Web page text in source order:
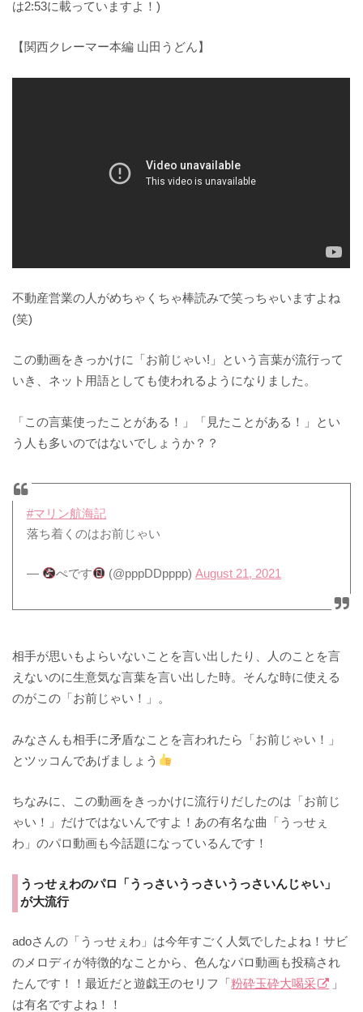
は2:53に載っていますよ！)
【関西クレーマー本編 山田うどん】
不動産営業の人がめちゃくちゃ棒読みで笑っちゃいますよね
(笑)
この動画をきっかけに「お前じゃい!」という言葉が流行って
いき、ネット用語としても使われるようになりました。
「この言葉使ったことがある！」「見たことがある！」とい
う人も多いのではないでしょうか？？
#マリン航海記
落ち着くのはお前じゃい
— ぺです (@pppDDpppp)August 21, 2021
相手が思いもよらいないことを言い出したり、人のことを言
えないのに生意気な言葉を言い出した時。そんな時に使える
のがこの「お前じゃい！」。
みなさんも相手に矛盾なことを言われたら「お前じゃい！」
とツッコんであげましょう
ちなみに、この動画をきっかけに流行りだしたのは「お前じ
ゃい！」だけではないんですよ！あの有名な曲「うっせぇ
わ」のパロ動画も今話題になっているんです！
うっせぇわのパロ「うっさいうっさいうっさいんじゃい」
が大流行
adoさんの「うっせぇわ」は今年すごく人気でしたよね！サビ
のメロディが特徴的なことから、色んなパロ動画も投稿され
たんです！！最近だと遊戯王のセリフ「粉砕玉砕大喝采
」
は有名ですよね！！